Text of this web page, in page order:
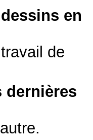
en
de
dernières